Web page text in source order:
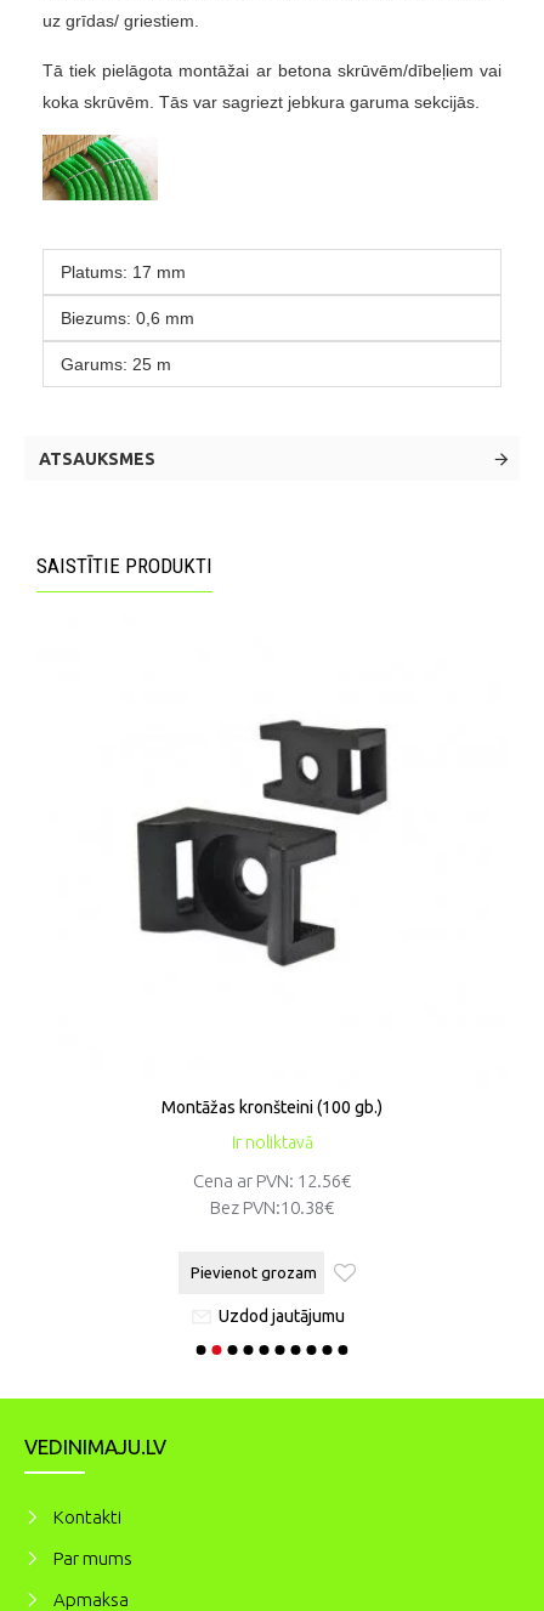
uz grīdas/ griestiem.
Tā tiek pielāgota montāžai ar betona skrūvēm/dībeļiem vai
koka skrūvēm. Tās var sagriezt jebkura garuma sekcijās.
Platums: 17 mm
Biezums: 0,6 mm
Garums: 25 m
ATSAUKSMES
SAISTĪTIE PRODUKTI
Ir noliktavā
Montāžas kronšteini (100 gb.)
Cena ar PVN: 12.56€
Bez PVN:10.38€
Pievienot grozam
Uzdod jautājumu
VEDINIMAJU.LV
Kontakti
Par mums
Apmaksa